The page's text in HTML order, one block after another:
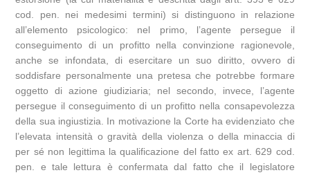
cod. pen. nei medesimi termini) si distinguono in relazione
all’elemento psicologico: nel primo, l’agente persegue il
conseguimento di un profitto nella convinzione ragionevole,
anche se infondata, di esercitare un suo diritto, ovvero di
soddisfare personalmente una pretesa che potrebbe formare
oggetto di azione giudiziaria; nel secondo, invece, l’agente
persegue il conseguimento di un profitto nella consapevolezza
della sua ingiustizia. In motivazione la Corte ha evidenziato che
l’elevata intensità o gravità della violenza o della minaccia di
per sé non legittima la qualificazione del fatto ex art. 629 cod.
pen. e tale lettura è confermata dal fatto che il legislatore